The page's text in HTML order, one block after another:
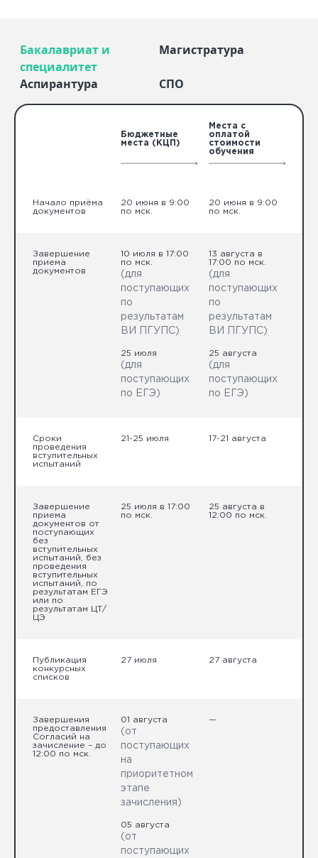
Бакалавриат и
специалитет
Магистратура
Аспирантура СПО
Бюджетные
места (КЦП)
Места с
оплатой
стоимости
обучения
Начало приёма
документов
20 июня в 9:00
по мск.
20 июня в 9:00
по мск.
Завершение
приема
документов
10 июля в 17:00
по мск.
(для
поступающих
по
результатам
ВИ ПГУПС)
13 августа в
17:00 по мск.
(для
поступающих
по
результатам
ВИ ПГУПС)
25 июля
(для
поступающих
по ЕГЭ)
25 августа
(для
поступающих
по ЕГЭ)
Сроки
проведения
вступительных
испытаний
21-25 июля 17-21 августа
Завершение
приема
документов от
поступающих
без
вступительных
испытаний, без
проведения
вступительных
испытаний, по
результатам ЕГЭ
или по
результатам ЦТ/
ЦЭ
25 июля в 17:00
по мск.
25 августа в
12:00 по мск.
Публикация
конкурсных
списков
27 июля 27 августа
Завершения
предоставления
Согласий на
зачисление – до
12:00 по мск.
01 августа
(от
поступающих
на
приоритетном
этапе
зачисления)
—
05 августа
(от
поступающих